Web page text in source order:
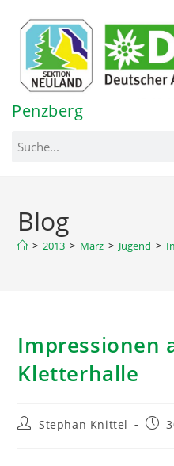
springen
Penzberg
Blog
> 2013 > März > Jugend >
Impressionen
Kletterhalle
Stephan Knittel